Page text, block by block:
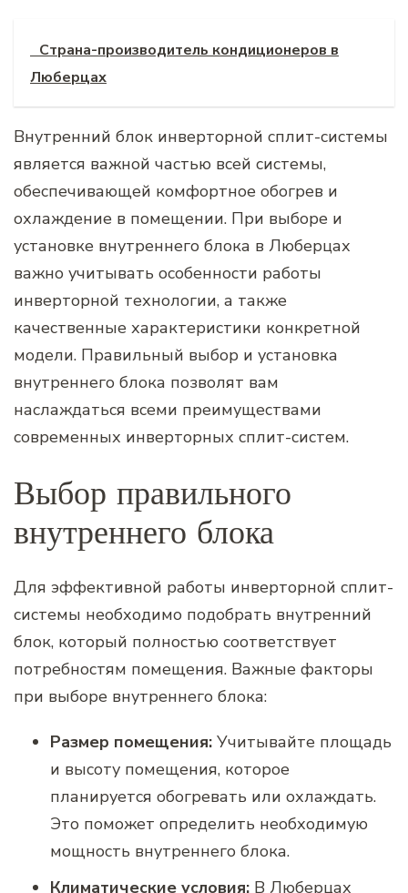
Страна-производитель кондиционеров в
Люберцах
Внутренний блок инверторной сплит-системы
является важной частью всей системы,
обеспечивающей комфортное обогрев и
охлаждение в помещении. При выборе и
установке внутреннего блока в Люберцах
важно учитывать особенности работы
инверторной технологии, а также
качественные характеристики конкретной
модели. Правильный выбор и установка
внутреннего блока позволят вам
наслаждаться всеми преимуществами
современных инверторных сплит-систем.
Выбор правильного
внутреннего блока
Для эффективной работы инверторной сплит-
системы необходимо подобрать внутренний
блок, который полностью соответствует
потребностям помещения. Важные факторы
при выборе внутреннего блока:
Размер помещения: Учитывайте площадь
и высоту помещения, которое
планируется обогревать или охлаждать.
Это поможет определить необходимую
мощность внутреннего блока.
Климатические условия: В Люберцах